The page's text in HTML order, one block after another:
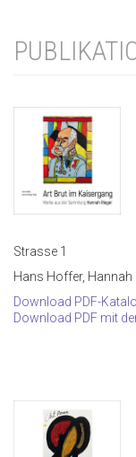
Strasse 1
Hans Hoffer, Hannah
Download PDF-
Download PDF mit